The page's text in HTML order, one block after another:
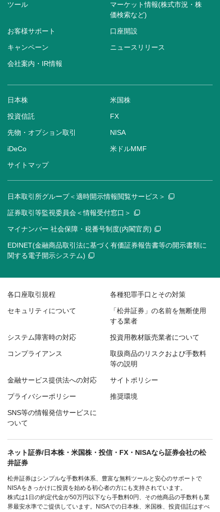
ツール
マーケット情報(株式市況・株
価検索など)
お客様サポート 口座開設
キャンペーン ニュースリリース
会社案内・IR情報
日本株 米国株
投資信託 FX
先物・オプション取引 NISA
iDeCo 米ドルMMF
サイトマップ
日本取引所グループ＜適時開示情報閲覧サービス＞
証券取引等監視委員会＜情報受付窓口＞
マイナンバー 社会保障・税番号制度(内閣官房)
EDINET(金融商品取引法に基づく有価証券報告書等の開示書類に
関する電子開示システム)
各口座取引規程 各種犯罪手口とその対策
セキュリティについて
「松井証券」の名前を無断使用
する業者
システム障害時の対応 投資用教材販売業者について
コンプライアンス
取扱商品のリスクおよび手数料
等の説明
金融サービス提供法への対応 サイトポリシー
プライバシーポリシー 推奨環境
SNS等の情報発信サービスに
ついて
ネット証券/日本株・米国株・投信・FX・NISAなら証券会社の松
井証券
松井証券はシンプルな手数料体系、豊富な無料ツールと安心のサポートで
NISAをきっかけに投資を始める初心者の方にも支持されています。
株式は1日の約定代金が50万円以下なら手数料0円、その他商品の手数料も業
界最安水準でご提供しています。NISAでの日本株、米国株、投資信託はすべ